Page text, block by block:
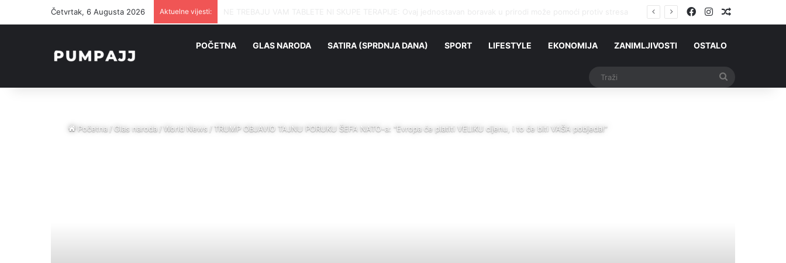
Četvrtak, 6 Augusta 2026 Aktuelne vijesti: FacebookInstagram
POČETNA GLAS NARODA SATIRA (SPRDNJA DANA) SPORT LIFESTYLE EKONOMIJA ZANIMLJIVOSTI OSTALO
Početna/Glas naroda/World News/ TRUMP OBJAVIO TAJNU PORUKU ŠEFA NATO-a: “Evropa će platiti VELIKU cijenu, i to će biti VAŠA pobjeda!”